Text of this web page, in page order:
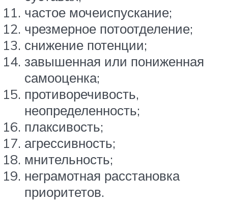
частое мочеиспускание;
чрезмерное потоотделение;
снижение потенции;
завышенная или пониженная
самооценка;
противоречивость,
неопределенность;
плаксивость;
агрессивность;
мнительность;
неграмотная расстановка
приоритетов.